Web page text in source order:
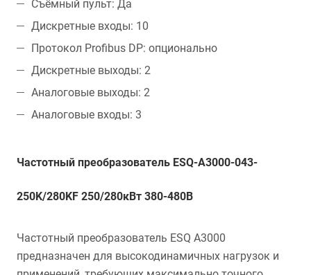
Съёмный пульт: Да
Дискретные входы: 10
Протокол Profibus DP: опционально
Дискретные выходы: 2
Аналоговые выходы: 2
Аналоговые входы: 3
Частотный преобразователь ESQ-A3000-043-
250K/280KF 250/280кВт 380-480В
Частотный преобразователь ESQ A3000
предназначен для высокодинамичных нагрузок и